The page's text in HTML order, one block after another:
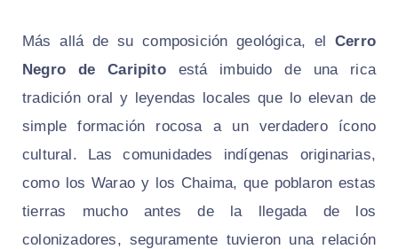
Más allá de su composición geológica, el Cerro
Negro de Caripitoestá imbuido de una rica
tradición oral y leyendas locales que lo elevan de
simple formación rocosa a un verdadero ícono
cultural. Las comunidades indígenas originarias,
como los Warao y los Chaima, que poblaron estas
tierras mucho antes de la llegada de los
colonizadores, seguramente tuvieron una relación